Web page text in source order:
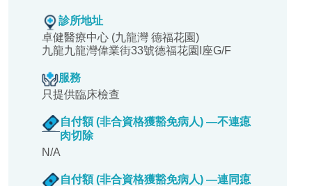
診所地址
卓健醫療中心 (九龍灣 德福花園)
九龍九龍灣偉業街33號德福花園I座G/F
服務
只提供臨床檢查
自付額 (非合資格獲豁免病人) —不連瘜
肉切除
N/A
自付額 (非合資格獲豁免病人) —連同瘜